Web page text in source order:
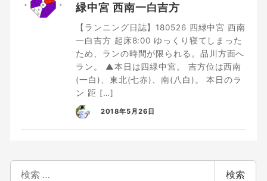
緑中宮 西南一白吉方
【ランニング日誌】180526 四緑中宮 西南
一白吉方 起床8:00 ゆっくり寝てしまった
ため、ランの時間が限られる。品川方面へ
ラン。 ▲本日は四緑中宮。 吉方位は西南
(一白)、東北(七赤)、南(八白)。 本日のラ
ン 距 […]
2018年5月26日
検索